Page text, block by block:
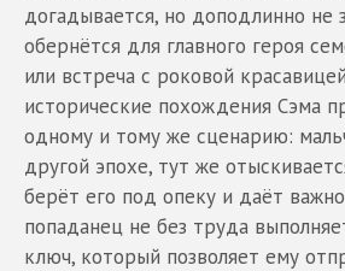
догадывается, но доподлинно не
обернётся для главного героя
или встреча с роковой
исторические похождения Сэма
одному и тому же сценарию:
другой эпохе, тут же
берёт его под опеку и даёт
попаданец не без труда
ключ, который позволяет ему